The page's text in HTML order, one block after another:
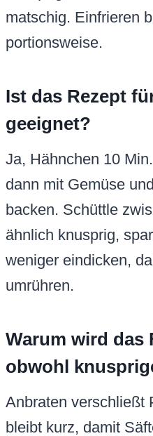
matschig. Einfrieren
portionsweise.
Ist das Rezept
geeignet?
Ja, Hähnchen 10
dann mit Gemüse
backen. Schüttle
ähnlich knusprig,
weniger eindicken,
umrühren.
Warum wird das
obwohl
Anbraten verschließt
bleibt kurz, damit